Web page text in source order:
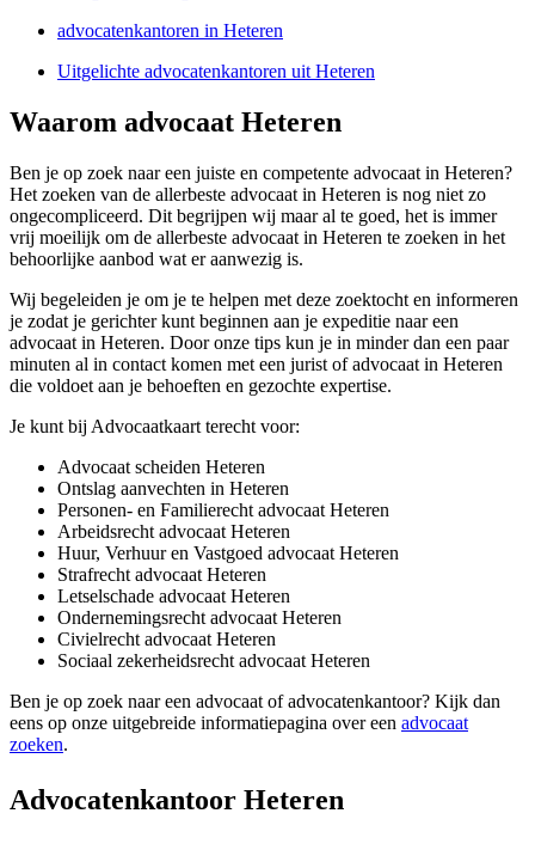
advocatenkantoren in Heteren
Uitgelichte advocatenkantoren uit Heteren
Waarom advocaat Heteren
Ben je op zoek naar een juiste en competente advocaat in Heteren?
Het zoeken van de allerbeste advocaat in Heteren is nog niet zo
ongecompliceerd. Dit begrijpen wij maar al te goed, het is immer
vrij moeilijk om de allerbeste advocaat in Heteren te zoeken in het
behoorlijke aanbod wat er aanwezig is.
Wij begeleiden je om je te helpen met deze zoektocht en informeren
je zodat je gerichter kunt beginnen aan je expeditie naar een
advocaat in Heteren. Door onze tips kun je in minder dan een paar
minuten al in contact komen met een jurist of advocaat in Heteren
die voldoet aan je behoeften en gezochte expertise.
Je kunt bij Advocaatkaart terecht voor:
Advocaat scheiden Heteren
Ontslag aanvechten in Heteren
Personen- en Familierecht advocaat Heteren
Arbeidsrecht advocaat Heteren
Huur, Verhuur en Vastgoed advocaat Heteren
Strafrecht advocaat Heteren
Letselschade advocaat Heteren
Ondernemingsrecht advocaat Heteren
Civielrecht advocaat Heteren
Sociaal zekerheidsrecht advocaat Heteren
Ben je op zoek naar een advocaat of advocatenkantoor? Kijk dan
eens op onze uitgebreide informatiepagina over een advocaat
zoeken.
Advocatenkantoor Heteren